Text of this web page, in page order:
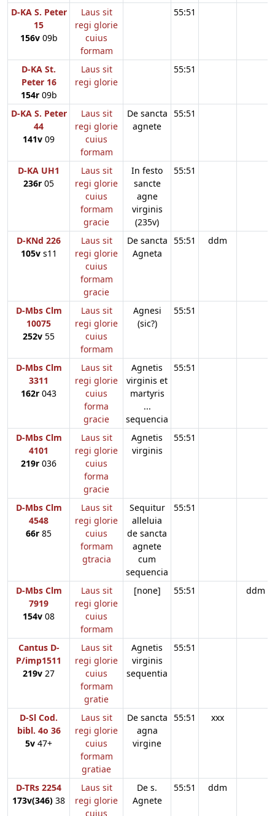
D-KA S. Peter
15
156v09b
Laus sit
regi glorie
cuius
formam
55:51
D-KA St.
Peter 16
154r09b
Laus sit
regi glorie
55:51
D-KA S. Peter
44
141v 09
Laus sit
regi glorie
cuius
formam
De sancta
agnete
55:51
D-KA UH1
236r 05
Laus sit
regi glorie
cuius
formam
gracie
In festo
sancte
agne
virginis
(235v)
55:51
D-KNd 226
105vs11
Laus sit
regi glorie
cuius
formam
gracie
De sancta
Agneta
55:51 ddm
D-Mbs Clm
10075
252v 55
Laus sit
regi glorie
cuius
formam
Agnesi
(sic?)
55:51
D-Mbs Clm
3311
162r 043
Laus sit
regi glorie
cuius
forma
gracie
Agnetis
virginis et
martyris
...
sequencia
55:51
D-Mbs Clm
4101
219r 036
Laus sit
regi glorie
cuius
forma
gracie
Agnetis
virginis
55:51
D-Mbs Clm
4548
66r 85
Laus sit
regi glorie
cuius
formam
gtracia
Sequitur
alleluia
de sancta
agnete
cum
sequencia
55:51
D-Mbs Clm
7919
154v 08
Laus sit
regi glorie
cuius
formam
[none] 55:51 ddm
Cantus D-
P/imp1511
219v 27
Laus sit
regi glorie
cuius
formam
gratie
Agnetis
virginis
sequentia
55:51
D-Sl Cod.
bibl. 4o 36
5v 47+
Laus sit
regi glorie
cuius
formam
gratiae
De sancta
agna
virgine
55:51 xxx
D-TRs 2254
173v(346) 38
Laus sit
regi glorie
cuius
De s.
Agnete
55:51 ddm